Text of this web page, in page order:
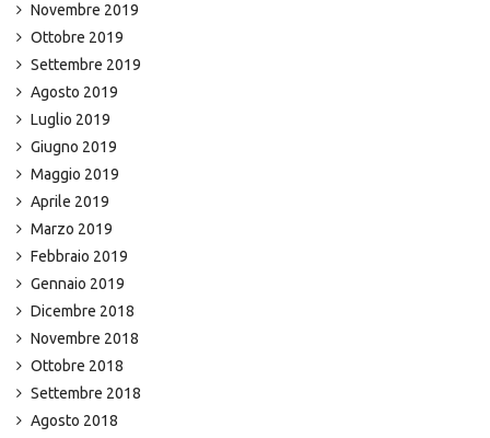
Novembre 2019
Ottobre 2019
Settembre 2019
Agosto 2019
Luglio 2019
Giugno 2019
Maggio 2019
Aprile 2019
Marzo 2019
Febbraio 2019
Gennaio 2019
Dicembre 2018
Novembre 2018
Ottobre 2018
Settembre 2018
Agosto 2018